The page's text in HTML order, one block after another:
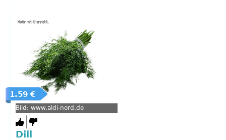
1.59 €
Bild: www.aldi-nord.de
Dill